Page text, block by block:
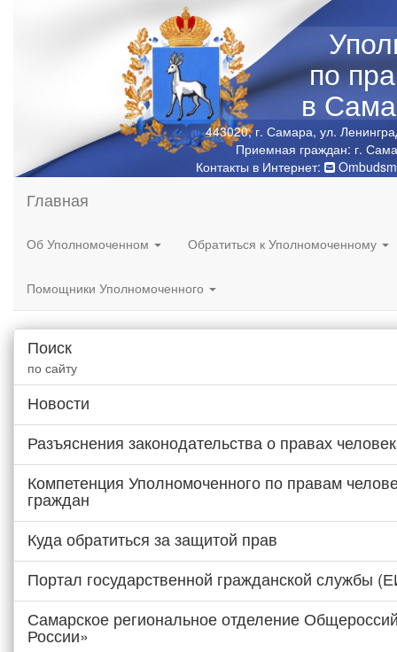
по
в
443020, г. Самара, ул.
Приемная граждан: г.
Контакты в Интернет:
Главная
Об Уполномоченном Обратиться к Уполномоченному
Помощники Уполномоченного
Поиск
по сайту
Новости
Разъяснения законодательства о правах
Компетенция Уполномоченного по правам
граждан
Куда обратиться за защитой прав
Портал государственной гражданской службы
Самарское региональное отделение
России»